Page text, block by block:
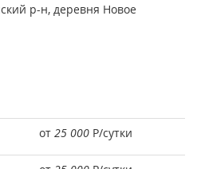
р-н, деревня Новое
от 25 000 Р/сутки